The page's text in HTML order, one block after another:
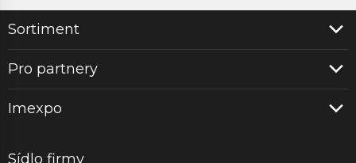
Sortiment
Pro partnery
Imexpo
Sídlo firmy